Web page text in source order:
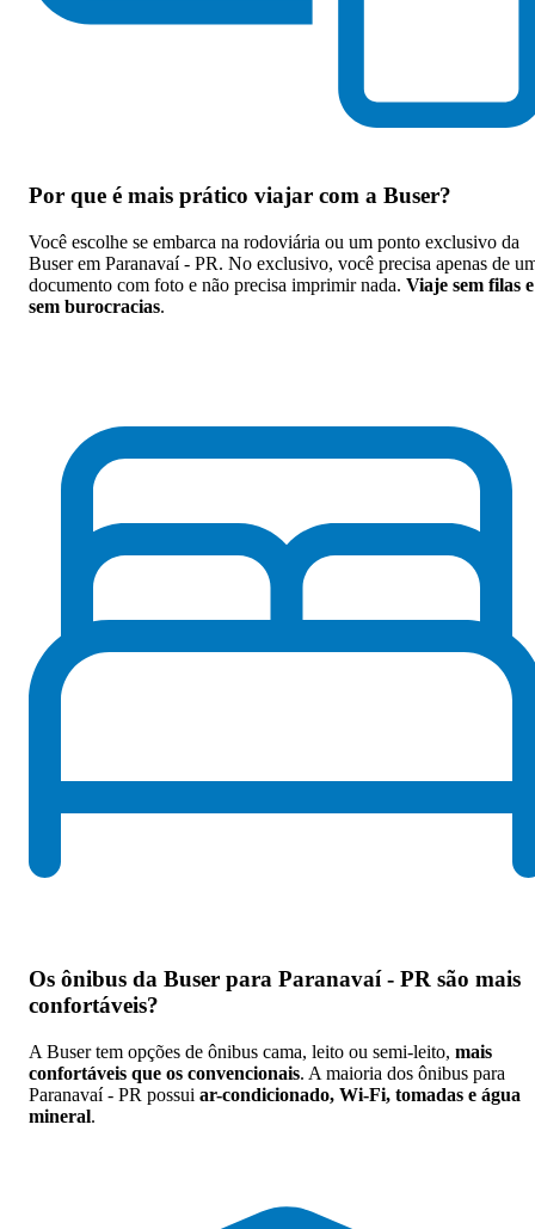
Por que é mais prático viajar com a Buser?
Você escolhe se embarca na rodoviária ou um ponto exclusivo da
Buser em Paranavaí - PR. No exclusivo, você precisa apenas de
documento com foto e não precisa imprimir nada. Viaje sem filas e
sem burocracias.
Os ônibus da Buser para Paranavaí - PR são mais
confortáveis?
A Buser tem opções de ônibus cama, leito ou semi-leito, mais
confortáveis que os convencionais. A maioria dos ônibus para
Paranavaí - PR possui ar-condicionado, Wi-Fi, tomadas e água
mineral.